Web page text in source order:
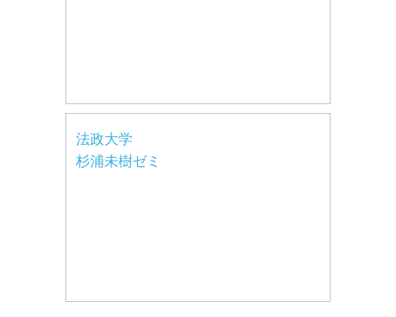
法政大学
杉浦未樹ゼミ